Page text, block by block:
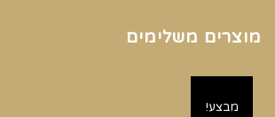
מוצרים משלימים
מבצע!